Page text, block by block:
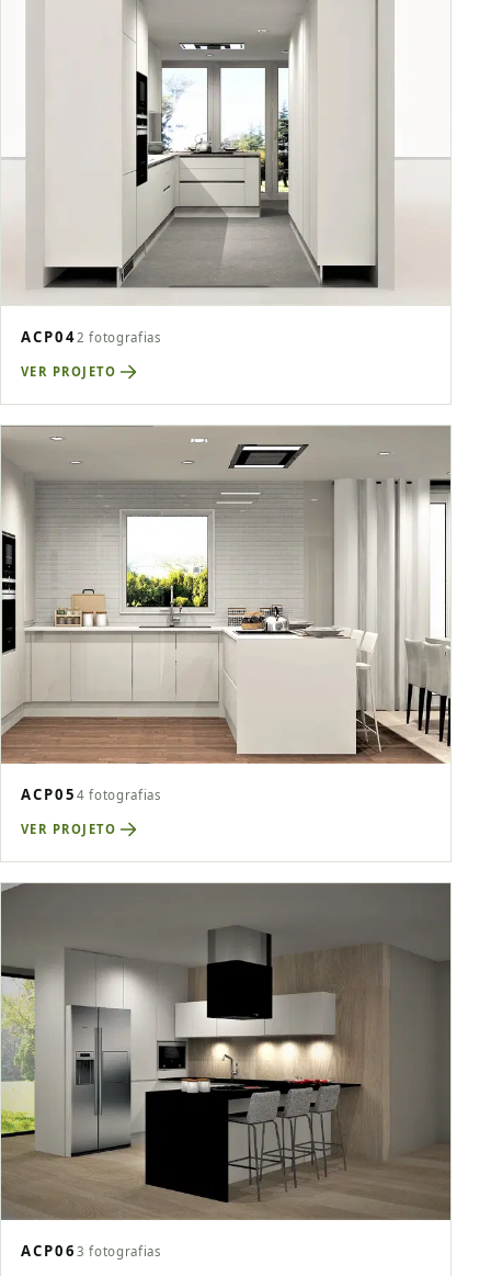
ACP042 fotografias
VER PROJETO
ACP05 4 fotografias
VER PROJETO
ACP06 3 fotografias